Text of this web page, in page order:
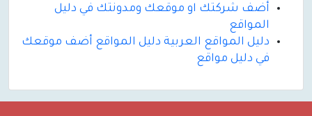
أضف شركتك او موقعك ومدونتك في دليل
المواقع
دليل المواقع العربية دليل المواقع أضف موقعك
في دليل مواقع